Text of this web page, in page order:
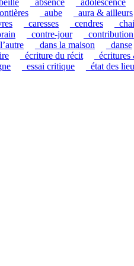
_aube _aura & ailleurs
_caresses _cendres
_contre-jour
_dans la maison _danse
_écriture du récit
_essai critique _état des